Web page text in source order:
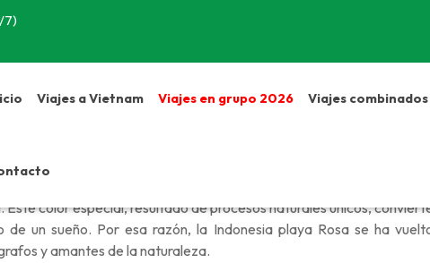
7)
Viajes a Vietnam Viajes en grupo 2026 Viajes combinados
Este color especial, resultado de procesos naturales únicos,
un sueño. Por esa razón, la Indonesia playa Rosa se ha
y amantes de la naturaleza.